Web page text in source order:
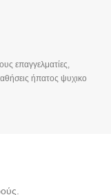
επαγγελματίες,
ήπατος ψυχικο